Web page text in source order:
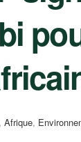
, Afrique,